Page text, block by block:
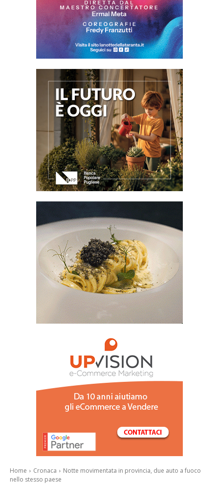
Home
Cronaca
Notte movimentata in provincia, due auto a fuoco
nello stesso paese